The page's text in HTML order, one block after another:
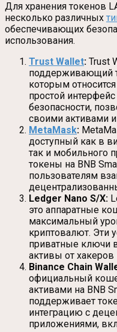
Для хранения токенов
несколько различных
обеспечивающих
использования.
Trust Wallet: Trust
поддерживающий
которым
простой
безопасности,
своими активами и
MetaMask:
доступный как в
так и мобильного
токены на BNB
пользователям
Ledger Nano S/X:
это аппаратные
максимальный
криптовалют. Эти
приватные ключи
активы от хакеров
Binance Chain
официальный
активами на BNB
поддерживает
интеграцию с
приложениями,